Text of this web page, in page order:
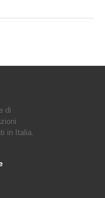
di
in Italia.